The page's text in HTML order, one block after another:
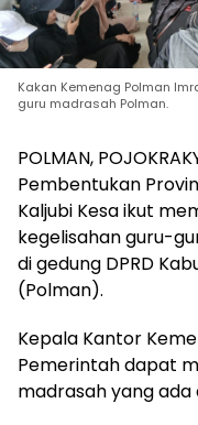
Kakan Kemenag Polman
guru madrasah Polman.
POLMAN,
Pembentukan
Kaljubi Kesa ikut
kegelisahan guru-
di gedung DPRD
(Polman).
Kepala Kantor
Pemerintah dapat
madrasah yang ada